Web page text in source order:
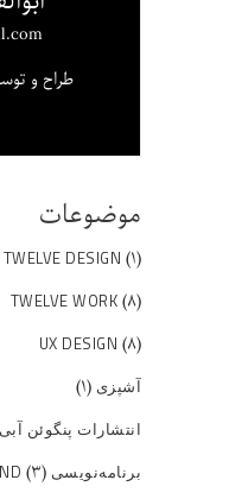
طراح و
موضوعات
TWELVE DESIGN (۱)
TWELVE WORK (۸)
UX DESIGN (۸)
آشپزی (۱)
انتشارات پنگوئن آبی
برنامه‌نویسی BACK END (۳)